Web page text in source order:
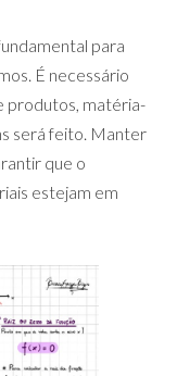
para
É necessário
produtos, matéria-
será feito. Manter
que o
estejam em